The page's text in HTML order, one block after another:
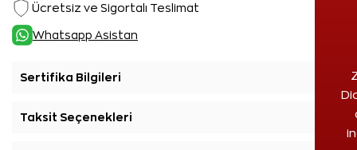
Ücretsiz ve Sigortalı Teslimat
Whatsapp Asistan
Sertifika Bilgileri
Taksit Seçenekleri